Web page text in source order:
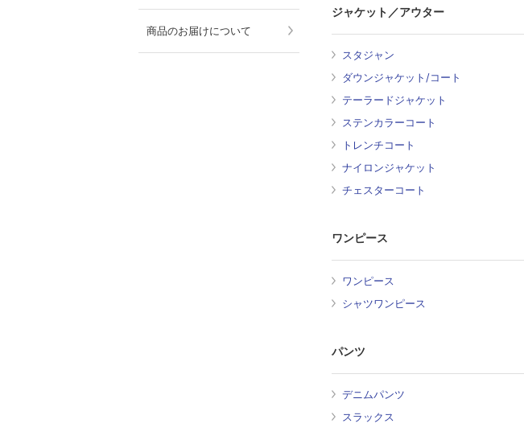
商品のお届けについて
ジャケット／アウター
スタジャン
ダウンジャケット/コート
テーラードジャケット
ステンカラーコート
トレンチコート
ナイロンジャケット
チェスターコート
ワンピース
ワンピース
シャツワンピース
パンツ
デニムパンツ
スラックス